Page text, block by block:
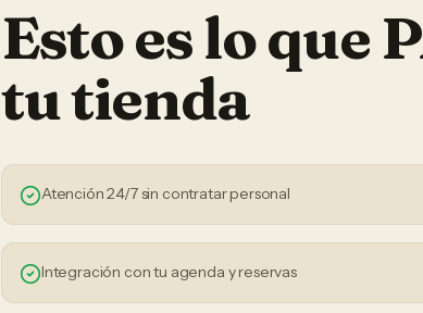
Esto es lo que
tutienda
Atención 24/7 sin contratar personal
Integración con tu agenda y reservas